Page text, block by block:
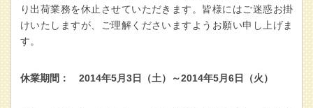
り出荷業務を休止させていただきます。皆様にはご迷惑お掛
けいたしますが、ご理解くださいますようお願い申し上げま
す。
休業期間： 2014年5月3日（土）～2014年5月6日（火）